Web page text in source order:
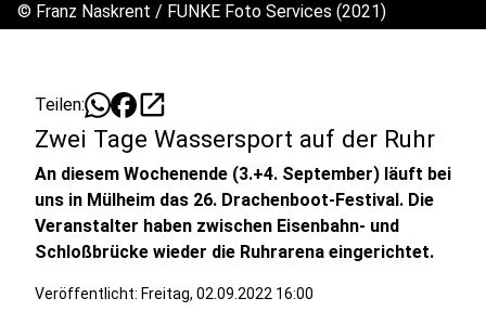
© Franz Naskrent / FUNKE Foto Services (2021)
Teilen: open_in_new
Zwei Tage Wassersport auf der Ruhr
An diesem Wochenende (3.+4. September) läuft bei
uns in Mülheim das 26. Drachenboot-Festival. Die
Veranstalter haben zwischen Eisenbahn- und
Schloßbrücke wieder die Ruhrarena eingerichtet.
Veröffentlicht: Freitag, 02.09.2022 16:00